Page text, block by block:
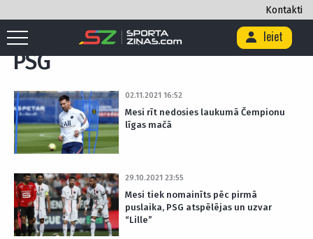
Kontakti
Ieiet
Sākums Lapa 2
PSG
02.11.2021 16:52
Mesi rīt nedosies laukumā Čempionu
līgas mačā
29.10.2021 23:55
Mesi tiek nomainīts pēc pirmā
puslaika, PSG atspēlējas un uzvar
“Lille”